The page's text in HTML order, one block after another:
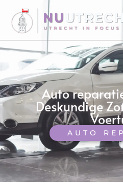
Auto
Deskundige
AUTO